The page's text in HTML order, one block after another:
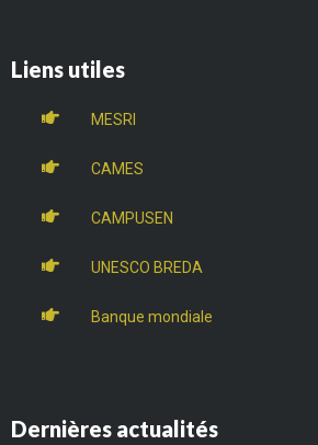
Liens utiles
MESRI
CAMES
CAMPUSEN
UNESCO BREDA
Banque mondiale
Dernières actualités